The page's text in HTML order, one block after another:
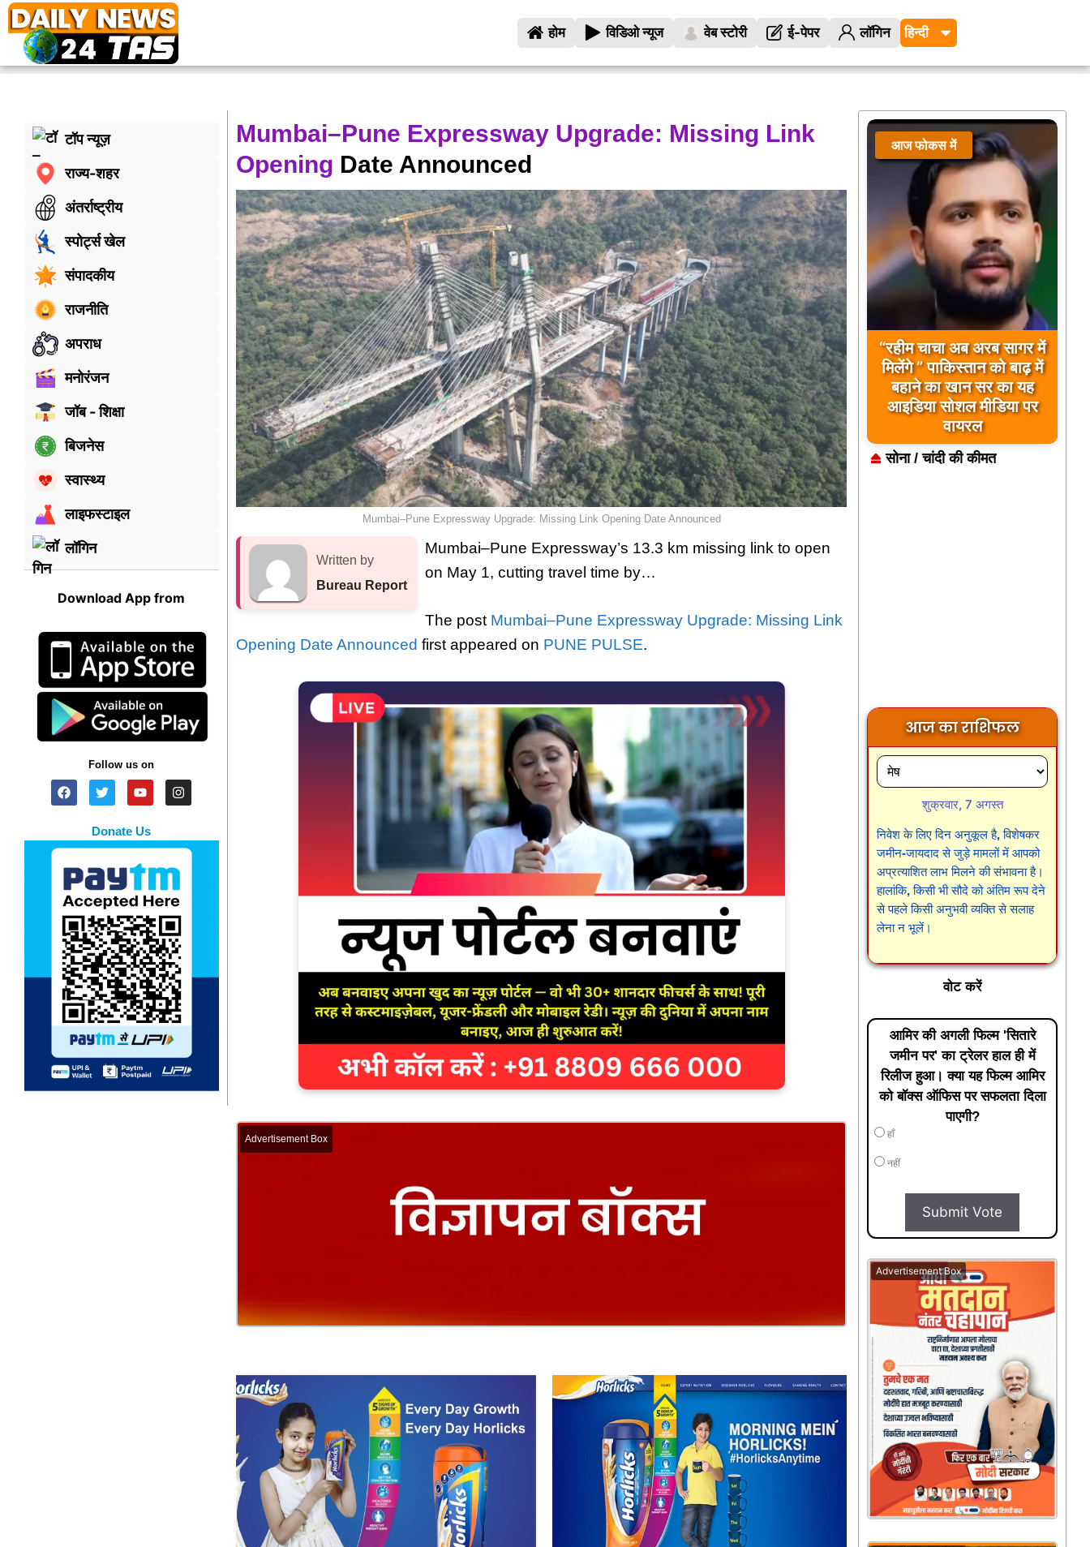
होम विडिओ न्यूज वेब स्टोरी ई-पेपर लॉगिन
टॉप न्यूज़
राज्य-शहर
अंतर्राष्ट्रीय
स्पोर्ट्स खेल
संपादकीय
राजनीति
अपराध
मनोरंजन
जॉब - शिक्षा
बिजनेस
स्वास्थ्य
लाइफस्टाइल
लॉगिन
Download App from
Follow us on
Donate Us
Mumbai–Pune Expressway Upgrade: Missing Link
Opening Date Announced
Mumbai–Pune Expressway Upgrade: Missing Link Opening Date Announced
Written by
Bureau Report
Mumbai–Pune Expressway’s 13.3 km missing link to open
on May 1, cutting travel time by…
The post Mumbai–Pune Expressway Upgrade: Missing Link
Opening Date Announced first appeared on PUNE PULSE.
Advertisement Box
आज फोकस में
“रहीम चाचा अब अरब सागर में
मिलेंगे ” पाकिस्तान को बाढ़ में
बहाने का खान सर का यह
आइडिया सोशल मीडिया पर
वायरल
सोना / चांदी की कीमत
आज का राशिफल
शुक्रवार, 7 अगस्त
निवेश के लिए दिन अनुकूल है, विशेषकर
जमीन-जायदाद से जुड़े मामलों में आपको
अप्रत्याशित लाभ मिलने की संभावना है।
हालांकि, किसी भी सौदे को अंतिम रूप देने
से पहले किसी अनुभवी व्यक्ति से सलाह
लेना न भूलें।
वोट करें
आमिर की अगली फिल्म 'सितारे
जमीन पर' का ट्रेलर हाल ही में
रिलीज हुआ। क्या यह फिल्म आमिर
को बॉक्स ऑफिस पर सफलता दिला
पाएगी?
हाँ
नहीं
Submit Vote
Advertisement Box